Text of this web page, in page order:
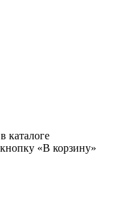
каталоге
«В корзину»